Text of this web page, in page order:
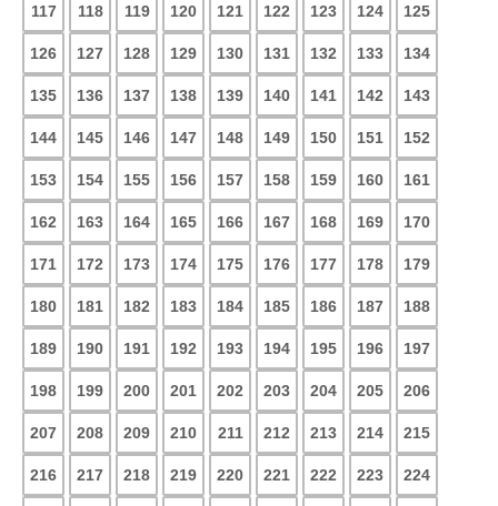
117 118 119 120 121 122 123 124 125
126 127 128 129 130 131 132 133 134
135 136 137 138 139 140 141 142 143
144 145 146 147 148 149 150 151 152
153 154 155 156 157 158 159 160 161
162 163 164 165 166 167 168 169 170
171 172 173 174 175 176 177 178 179
180 181 182 183 184 185 186 187 188
189 190 191 192 193 194 195 196 197
198 199 200 201 202 203 204 205 206
207 208 209 210 211 212 213 214 215
216 217 218 219 220 221 222 223 224